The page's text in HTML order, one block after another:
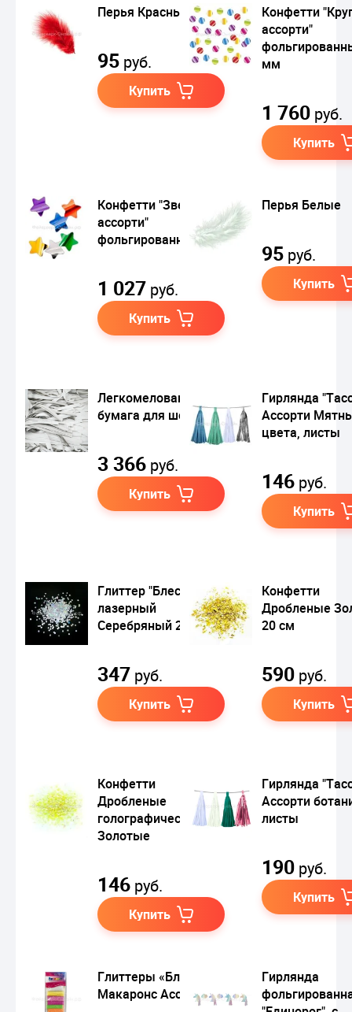
Перья Красные
95 руб.
Купить
Конфетти
ассорти"
мм
1 760 руб.
Купить
Конфетти "Звезды
ассорти"
фольгированные
1 027 руб.
Купить
Перья Белые
95 руб.
Купить
Легкомелованная
бумага для шоу
3 366 руб.
Купить
Гирлянда
Ассорти
цвета, листы
146 руб.
Купить
Глиттер "Блестки"
лазерный
Серебряный 2,5 мм
347 руб.
Купить
Конфетти
Дробленые
20 см
590 руб.
Купить
Конфетти
Дробленые
голографические
Золотые
146 руб.
Купить
Гирлянда
Ассорти
листы
190 руб.
Купить
Глиттеры «Блестки»
Макаронс Ассорти
Гирлянда